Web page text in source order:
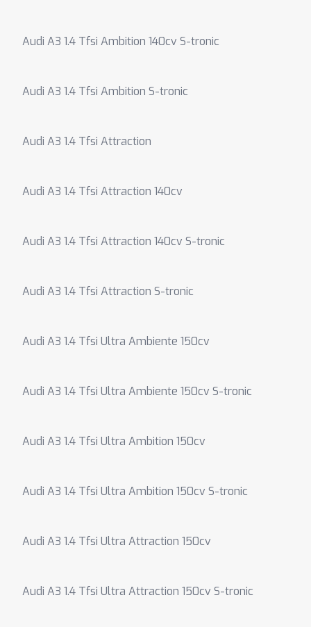
Audi A3 1.4 Tfsi Ambition 140cv S-tronic
Audi A3 1.4 Tfsi Ambition S-tronic
Audi A3 1.4 Tfsi Attraction
Audi A3 1.4 Tfsi Attraction 140cv
Audi A3 1.4 Tfsi Attraction 140cv S-tronic
Audi A3 1.4 Tfsi Attraction S-tronic
Audi A3 1.4 Tfsi Ultra Ambiente 150cv
Audi A3 1.4 Tfsi Ultra Ambiente 150cv S-tronic
Audi A3 1.4 Tfsi Ultra Ambition 150cv
Audi A3 1.4 Tfsi Ultra Ambition 150cv S-tronic
Audi A3 1.4 Tfsi Ultra Attraction 150cv
Audi A3 1.4 Tfsi Ultra Attraction 150cv S-tronic